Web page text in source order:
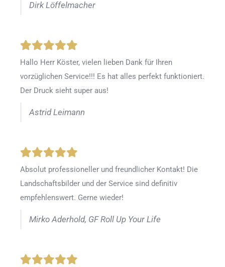
Dirk Löffelmacher
Hallo Herr Köster, vielen lieben Dank für Ihren
vorzüglichen Service!!! Es hat alles perfekt funktioniert.
Der Druck sieht super aus!
Astrid Leimann
Absolut professioneller und freundlicher Kontakt! Die
Landschaftsbilder und der Service sind definitiv
empfehlenswert. Gerne wieder!
Mirko Aderhold, GF Roll Up Your Life